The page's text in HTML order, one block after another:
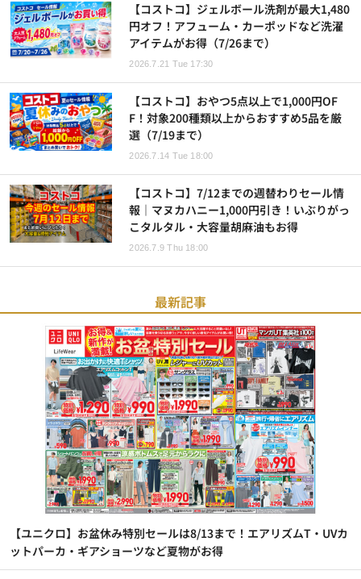
【コストコ】ジェルボール洗剤が最大1,480
円オフ！アフューム・カーポッドなど洗濯
アイテムがお得（7/26まで）
2026.7.21 Tue 17:30
【コストコ】おやつ5点以上で1,000円OF
F！対象200種類以上からおすすめ5品を厳
選（7/19まで）
2026.7.14 Tue 18:00
【コストコ】7/12までの週替わりセール情
報｜マヌカハニー1,000円引き！いぶりがっ
こタルタル・大容量胡麻油もお得
2026.7.9 Thu 18:00
最新記事
【ユニクロ】お盆休み特別セールは8/13まで！エアリズムT・UVカ
ットパーカ・ギアショーツなど夏物がお得